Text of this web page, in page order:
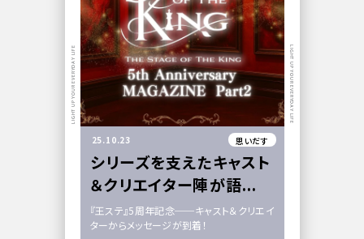
25.10.23 思いだす
シリーズを支えたキャスト
＆クリエイター陣が語...
『王ステ』5周年記念──キャスト＆クリエイ
ターからメッセージが到着！
LIGHT UP YOUR EVERYDAY LIFE LIGHT UP YOUR EVERYDAY LIFE